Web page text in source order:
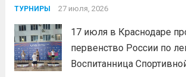
победительницей
ТУРНИРЫ 27 июля, 2026
17 июля в Краснодаре
первенство России по
Воспитанница